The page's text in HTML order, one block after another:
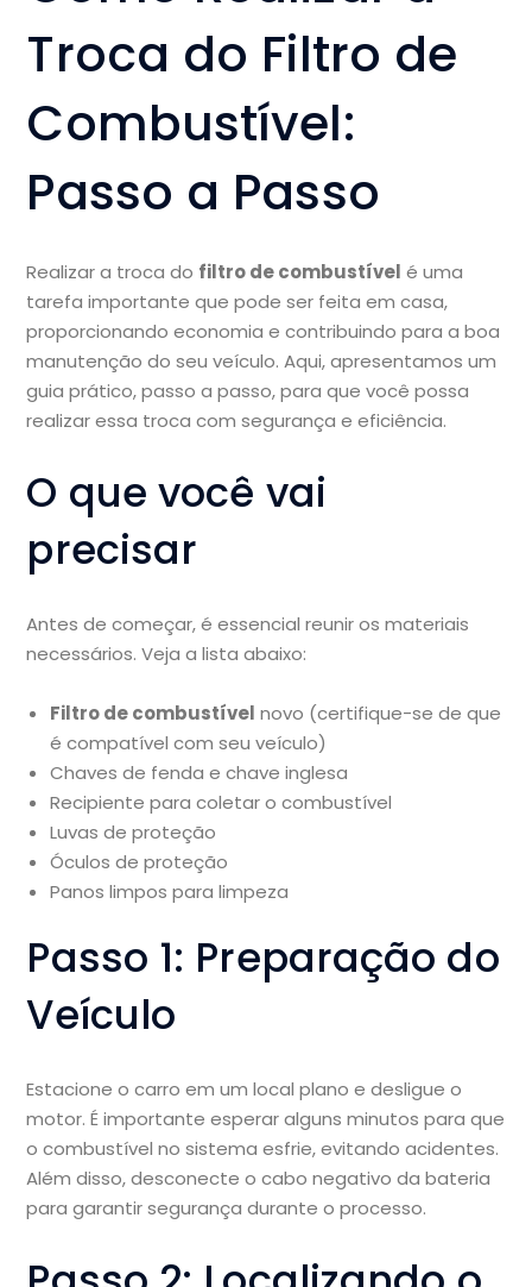
Troca do Filtro de
Combustível:
Passo a Passo
Realizar a troca do filtro de combustível é uma
tarefa importante que pode ser feita em casa,
proporcionando economia e contribuindo para a boa
manutenção do seu veículo. Aqui, apresentamos um
guia prático, passo a passo, para que você possa
realizar essa troca com segurança e eficiência.
O que você vai
precisar
Antes de começar, é essencial reunir os materiais
necessários. Veja a lista abaixo:
Filtro de combustível novo (certifique-se de que
é compatível com seu veículo)
Chaves de fenda e chave inglesa
Recipiente para coletar o combustível
Luvas de proteção
Óculos de proteção
Panos limpos para limpeza
Passo 1: Preparação do
Veículo
Estacione o carro em um local plano e desligue o
motor. É importante esperar alguns minutos para que
o combustível no sistema esfrie, evitando acidentes.
Além disso, desconecte o cabo negativo da bateria
para garantir segurança durante o processo.